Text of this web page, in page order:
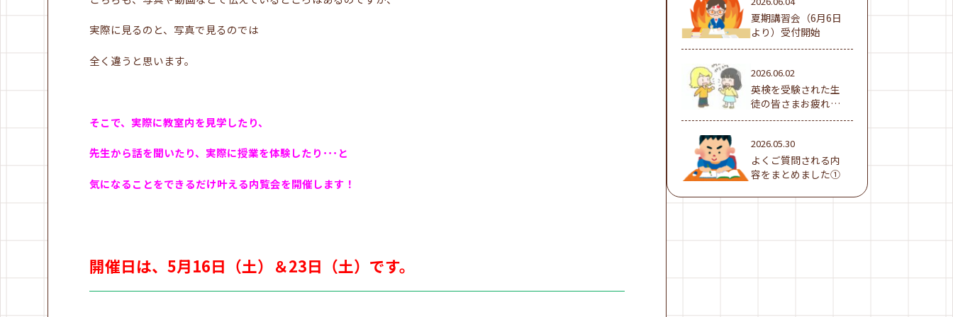
実際に見るのと、写真で見るのでは
全く違うと思います。
そこで、実際に教室内を見学したり、
先生から話を聞いたり、実際に授業を体験したり･･･と
気になることをできるだけ叶える内覧会を開催します！
開催日は、5月16日（土）＆23日（土）です。
夏期講習会（6月6日
より）受付開始
2026.06.02
英検を受験された生
徒の皆さまお疲れ様
でした！
2026.05.30
よくご質問される内
容をまとめました①